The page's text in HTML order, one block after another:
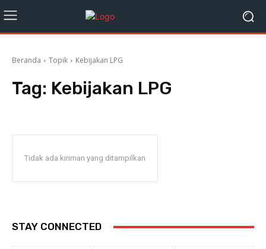
Beranda Topik Kebijakan LPG
Tag: Kebijakan LPG
Tidak ada kiriman yang ditampilkan
STAY CONNECTED